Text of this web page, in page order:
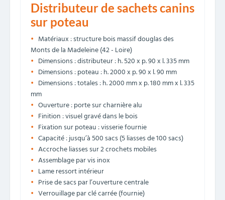
Distributeur de sachets canins
sur poteau
Matériaux : structure bois massif douglas des
Monts de la Madeleine (42 - Loire)
Dimensions : distributeur : h. 520 x p. 90 x l. 335 mm
Dimensions : poteau : h. 2000 x p. 90 x l. 90 mm
Dimensions : totales : h. 2000 mm x p. 180 mm x l. 335
mm
Ouverture : porte sur charnière alu
Finition : visuel gravé dans le bois
Fixation sur poteau : visserie fournie
Capacité : jusqu’à 500 sacs (5 liasses de 100 sacs)
Accroche liasses sur 2 crochets mobiles
Assemblage par vis inox
Lame ressort intérieur
Prise de sacs par l’ouverture centrale
Verrouillage par clé carrée (fournie)